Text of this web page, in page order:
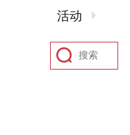
活动